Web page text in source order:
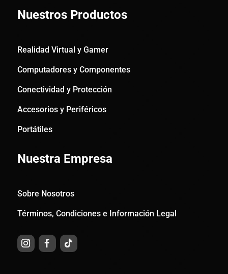
Nuestros Productos
Realidad Virtual y Gamer
Computadores y Componentes
Conectividad y Protección
Accesorios y Periféricos
Portátiles
Nuestra Empresa
Sobre Nosotros
Términos, Condiciones e Información Legal